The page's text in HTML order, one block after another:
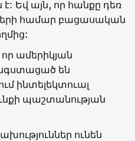
է: Եվ այն, որ հանքը դեռ
համար բացասական
որ ամերիկյան
են
ինտելեկտուալ
պաշտանության
ունեն